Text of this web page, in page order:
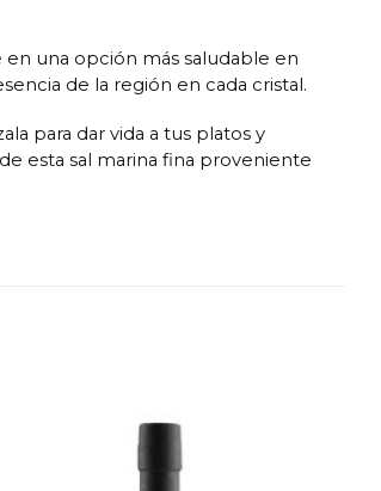
en una opción más saludable en
de la región en cada cristal.
para dar vida a tus platos y
esta sal marina fina proveniente